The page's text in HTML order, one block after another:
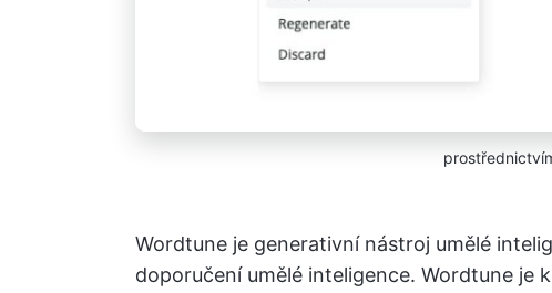
Wordtune je generativní nástroj umělé
doporučení umělé inteligence. Wordtune je